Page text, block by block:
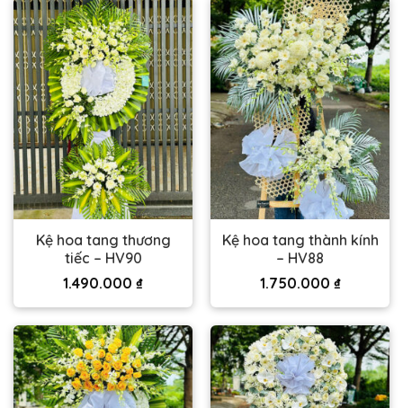
Kệ hoa tang thương
tiếc – HV90
1.490.000 ₫
Kệ hoa tang thành kính
– HV88
1.750.000 ₫